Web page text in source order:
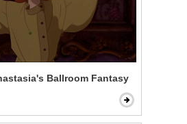
Ballroom Fantasy